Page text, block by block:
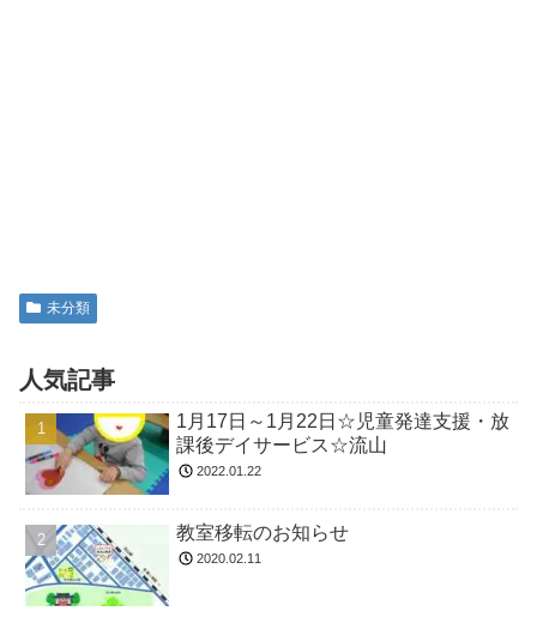
未分類
人気記事
1月17日～1月22日☆児童発達支援・放
課後デイサービス☆流山
2022.01.22
教室移転のお知らせ
2020.02.11